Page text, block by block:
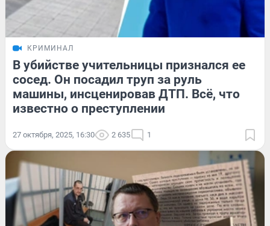
КРИМИНАЛ
В убийстве учительницы признался ее
сосед. Он посадил труп за руль
машины, инсценировав ДТП. Всё, что
известно о преступлении
27 октября, 2025, 16:30 2 635 1